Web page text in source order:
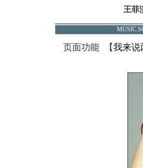
王菲
页面功能 【我来说